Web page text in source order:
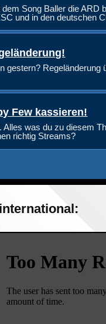
Song Baller die ARD
und in den deutschen
Regeländerung
Few kassieren!
was du zu diesem
richtig Streams?